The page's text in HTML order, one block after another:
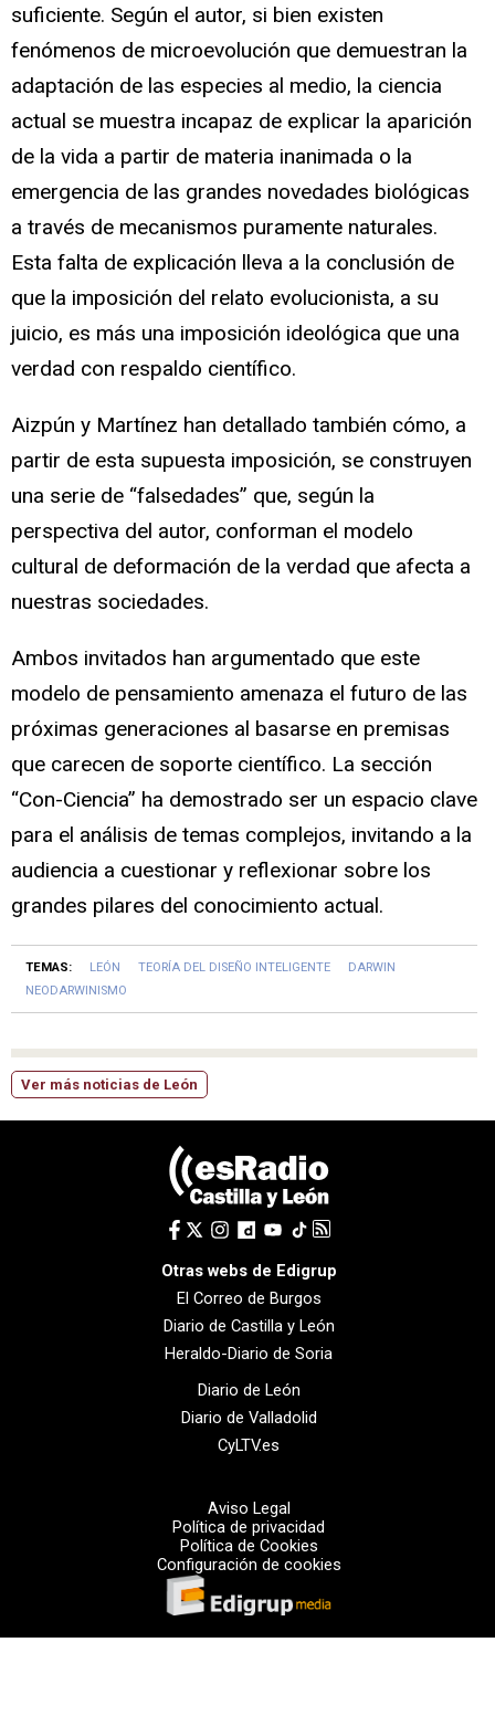
suficiente. Según el autor, si bien existen
fenómenos de microevolución que demuestran la
adaptación de las especies al medio, la ciencia
actual se muestra incapaz de explicar la aparición
de la vida a partir de materia inanimada o la
emergencia de las grandes novedades biológicas
a través de mecanismos puramente naturales.
Esta falta de explicación lleva a la conclusión de
que la imposición del relato evolucionista, a su
juicio, es más una imposición ideológica que una
verdad con respaldo científico.
Aizpún y Martínez han detallado también cómo, a
partir de esta supuesta imposición, se construyen
una serie de “falsedades” que, según la
perspectiva del autor, conforman el modelo
cultural de deformación de la verdad que afecta a
nuestras sociedades.
Ambos invitados han argumentado que este
modelo de pensamiento amenaza el futuro de las
próximas generaciones al basarse en premisas
que carecen de soporte científico. La sección
“Con-Ciencia” ha demostrado ser un espacio clave
para el análisis de temas complejos, invitando a la
audiencia a cuestionar y reflexionar sobre los
grandes pilares del conocimiento actual.
TEMAS: LEÓN TEORÍA DEL DISEÑO INTELIGENTE
DARWIN
NEODARWINISMO
Ver más noticias de León
Otras webs de Edigrup
El Correo de Burgos
Diario de Castilla y León
Heraldo-Diario de Soria
Diario de León
Diario de Valladolid
CyLTV.es
Aviso Legal
Política de privacidad
Política de Cookies
Configuración de cookies